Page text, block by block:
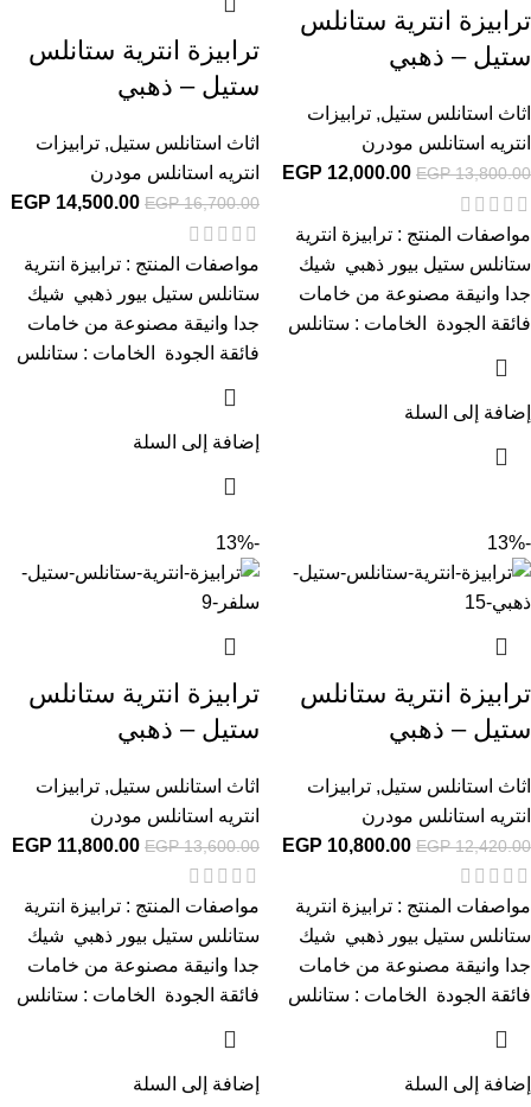
ترابيزة انترية ستانلس
ستيل – ذهبي
اثاث استانلس ستيل, ترابيزات
انتريه استانلس مودرن
EGP13,800.00
EGP 12,000.00
مواصفات المنتج : ترابيزة انترية
ستانلس ستيل بيور ذهبي شيك
جدا وانيقة مصنوعة من خامات
فائقة الجودة الخامات : ستانلس
إضافة إلى السلة
ترابيزة انترية ستانلس
ستيل – ذهبي
اثاث استانلس ستيل, ترابيزات
انتريه استانلس مودرن
EGP16,700.00
EGP 14,500.00
مواصفات المنتج : ترابيزة انترية
ستانلس ستيل بيور ذهبي شيك
جدا وانيقة مصنوعة من خامات
فائقة الجودة الخامات : ستانلس
إضافة إلى السلة
-13%
ترابيزة انترية ستانلس
ستيل – ذهبي
اثاث استانلس ستيل, ترابيزات
انتريه استانلس مودرن
EGP12,420.00
EGP 10,800.00
مواصفات المنتج : ترابيزة انترية
ستانلس ستيل بيور ذهبي شيك
جدا وانيقة مصنوعة من خامات
فائقة الجودة الخامات : ستانلس
إضافة إلى السلة
-13%
ترابيزة انترية ستانلس
ستيل – ذهبي
اثاث استانلس ستيل, ترابيزات
انتريه استانلس مودرن
EGP13,600.00
EGP 11,800.00
مواصفات المنتج : ترابيزة انترية
ستانلس ستيل بيور ذهبي شيك
جدا وانيقة مصنوعة من خامات
فائقة الجودة الخامات : ستانلس
إضافة إلى السلة